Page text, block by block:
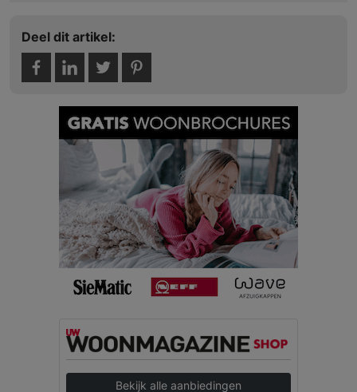
Deel dit artikel:
Bekijk alle aanbiedingen